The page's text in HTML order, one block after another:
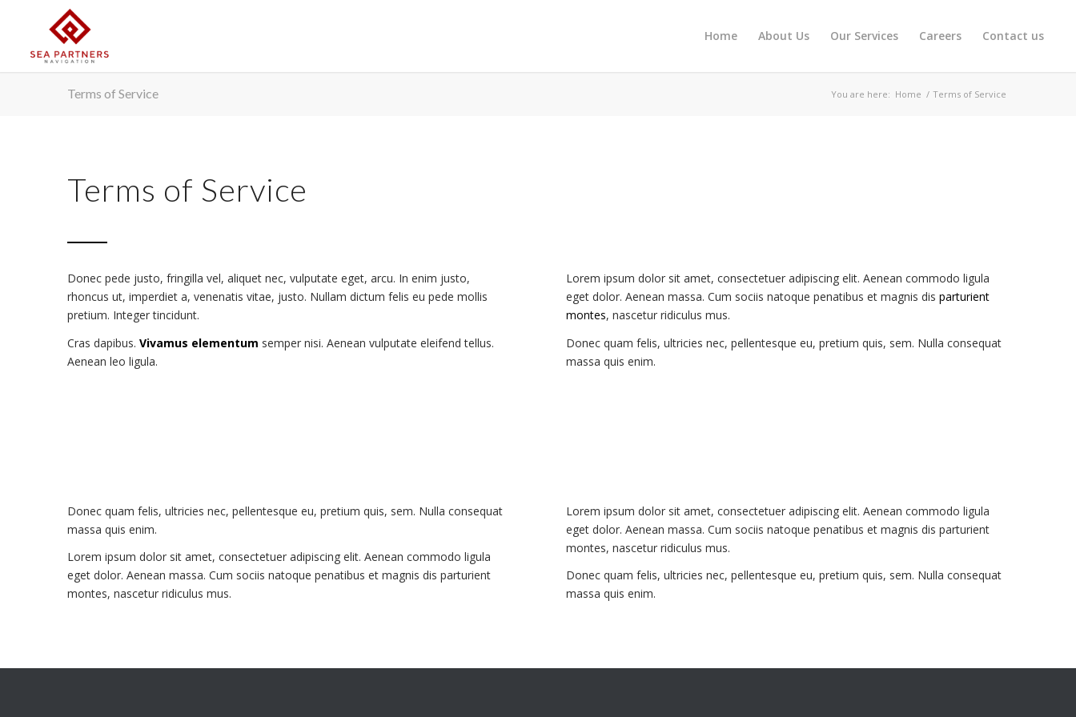
Home About Us Our Services Careers Contact us
Terms of Service You are here: Home / Terms of Service
Terms of Service
Donec pede justo, fringilla vel, aliquet nec, vulputate eget, arcu. In enim justo,
rhoncus ut, imperdiet a, venenatis vitae, justo. Nullam dictum felis eu pede mollis
pretium. Integer tincidunt.
Cras dapibus. Vivamus elementum semper nisi. Aenean vulputate eleifend tellus.
Aenean leo ligula.
Lorem ipsum dolor sit amet, consectetuer adipiscing elit. Aenean commodo ligula
eget dolor. Aenean massa. Cum sociis natoque penatibus et magnis disparturient
montes, nascetur ridiculus mus.
Donec quam felis, ultricies nec, pellentesque eu, pretium quis, sem. Nulla consequat
massa quis enim.
Donec quam felis, ultricies nec, pellentesque eu, pretium quis, sem. Nulla consequat
massa quis enim.
Lorem ipsum dolor sit amet, consectetuer adipiscing elit. Aenean commodo ligula
eget dolor. Aenean massa. Cum sociis natoque penatibus et magnis dis parturient
montes, nascetur ridiculus mus.
Lorem ipsum dolor sit amet, consectetuer adipiscing elit. Aenean commodo ligula
eget dolor. Aenean massa. Cum sociis natoque penatibus et magnis dis parturient
montes, nascetur ridiculus mus.
Donec quam felis, ultricies nec, pellentesque eu, pretium quis, sem. Nulla consequat
massa quis enim.